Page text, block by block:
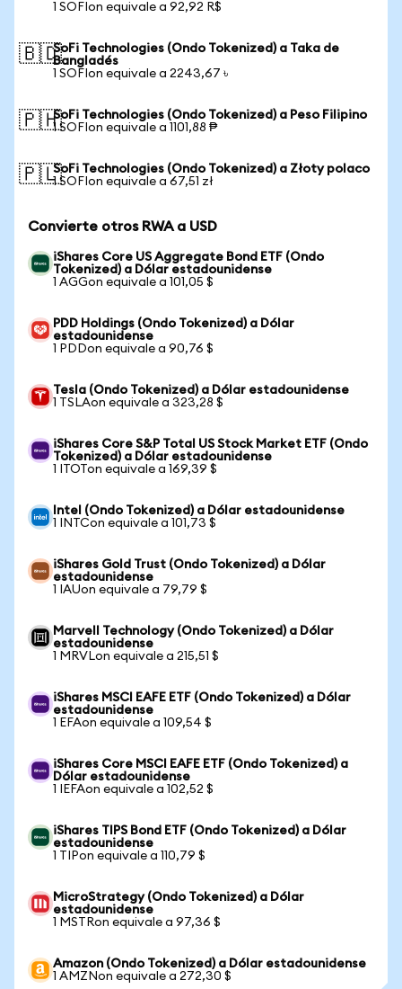
1 SOFIon equivale a 92,92 R$
🇧🇩SoFi Technologies (Ondo Tokenized) a Taka de
Bangladés
1 SOFIon equivale a 2243,67 ৳
🇵🇭SoFi Technologies (Ondo Tokenized) a Peso Filipino
1 SOFIon equivale a 1101,88 ₱
🇵🇱SoFi Technologies (Ondo Tokenized) a Złoty polaco
1 SOFIon equivale a 67,51 zł
Convierte otros RWA a USD
iShares Core US Aggregate Bond ETF (Ondo
Tokenized) a Dólar estadounidense
1 AGGon equivale a 101,05 $
PDD Holdings (Ondo Tokenized) a Dólar
estadounidense
1 PDDon equivale a 90,76 $
Tesla (Ondo Tokenized) a Dólar estadounidense
1 TSLAon equivale a 323,28 $
iShares Core S&P Total US Stock Market ETF (Ondo
Tokenized) a Dólar estadounidense
1 ITOTon equivale a 169,39 $
Intel (Ondo Tokenized) a Dólar estadounidense
1 INTCon equivale a 101,73 $
iShares Gold Trust (Ondo Tokenized) a Dólar
estadounidense
1 IAUon equivale a 79,79 $
Marvell Technology (Ondo Tokenized) a Dólar
estadounidense
1 MRVLon equivale a 215,51 $
iShares MSCI EAFE ETF (Ondo Tokenized) a Dólar
estadounidense
1 EFAon equivale a 109,54 $
iShares Core MSCI EAFE ETF (Ondo Tokenized) a
Dólar estadounidense
1 IEFAon equivale a 102,52 $
iShares TIPS Bond ETF (Ondo Tokenized) a Dólar
estadounidense
1 TIPon equivale a 110,79 $
MicroStrategy (Ondo Tokenized) a Dólar
estadounidense
1 MSTRon equivale a 97,36 $
Amazon (Ondo Tokenized) a Dólar estadounidense
1 AMZNon equivale a 272,30 $